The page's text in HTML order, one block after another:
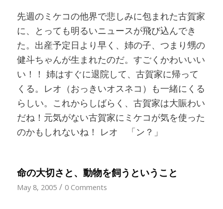
先週のミケコの他界で悲しみに包まれた古賀家
に、とっても明るいニュースが飛び込んでき
た。出産予定日より早く、姉の子、つまり甥の
健斗ちゃんが生まれたのだ。すごくかわいいい
い！！ 姉はすぐに退院して、古賀家に帰って
くる。レオ（おっきいオスネコ）も一緒にくる
らしい。これからしばらく、古賀家は大賑わい
だね！元気がない古賀家にミケコが気を使った
のかもしれないね！ レオ 「ン？」
命の大切さと、動物を飼うということ
May 8, 2005 / 0 Comments